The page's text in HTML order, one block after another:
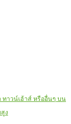
าวน์เฮ้าส์ หรืออื่นๆ บน
ง